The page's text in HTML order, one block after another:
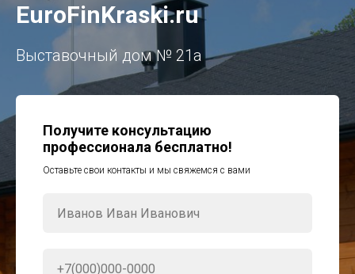
EuroFinKraski.ru
Выставочный дом № 21а
Получите консультацию
профессионала бесплатно!
Оставьте свои контакты и мы свяжемся с вами